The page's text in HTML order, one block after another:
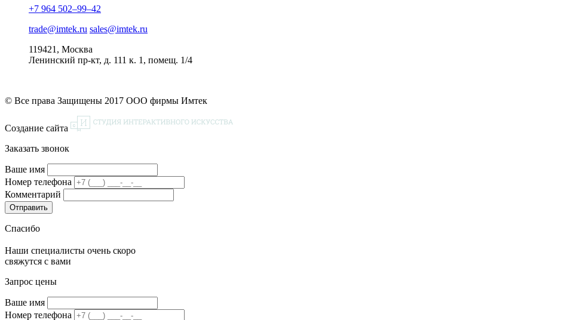
+7 964 502–99–42
trade@imtek.ru sales@imtek.ru
119421, Москва
Ленинский пр-кт, д. 111 к. 1, помещ. 1/4
© Все права Защищены 2017 ООО фирмы Имтек
Создание сайта
Заказать звонок
Ваше имя
Номер телефона
Комментарий
Спасибо
Наши специалисты очень скоро
свяжутся с вами
Запрос цены
Ваше имя
Номер телефона